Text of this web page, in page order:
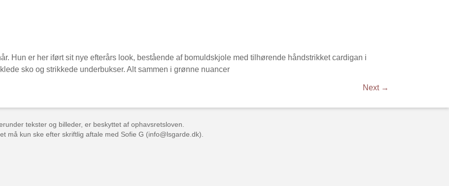
Hun er her iført sit nye efterårs look, bestående af bomuldskjole med tilhørende håndstrikket cardigan i
sko og strikkede underbukser. Alt sammen i grønne nuancer
Next →
tekster og billeder, er beskyttet af ophavsretsloven.
må kun ske efter skriftlig aftale med Sofie G (info@lsgarde.dk).